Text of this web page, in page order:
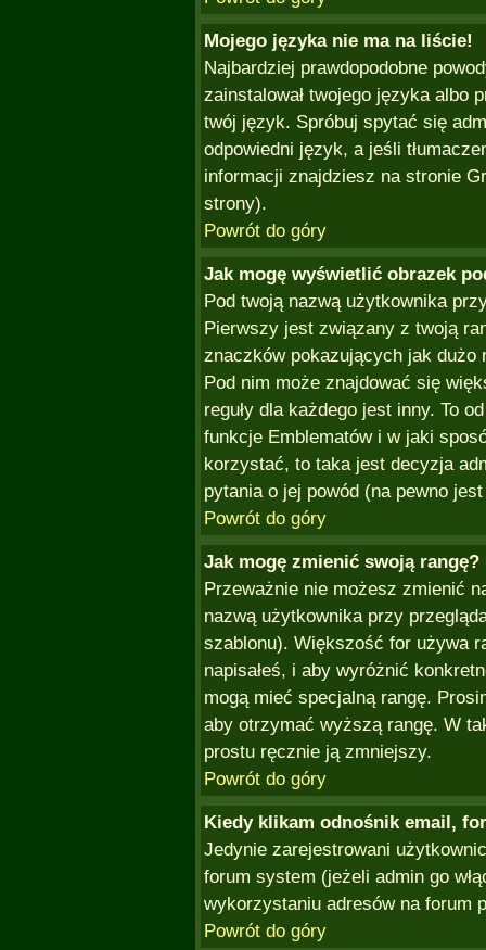
Mojego języka nie ma na liście!
Najbardziej prawdopodobne
zainstalował twojego języka albo
twój język. Spróbuj spytać się
odpowiedni język, a jeśli
informacji znajdziesz na stronie
strony).
Powrót do góry
Jak mogę wyświetlić obrazek
Pod twoją nazwą użytkownika
Pierwszy jest związany z twoją
znaczków pokazujących jak dużo
Pod nim może znajdować się
reguły dla każdego jest inny. To
funkcje Emblematów i w jaki
korzystać, to taka jest decyzja
pytania o jej powód (na pewno
Powrót do góry
Jak mogę zmienić swoją rangę?
Przeważnie nie możesz zmienić
nazwą użytkownika przy
szablonu). Większość for używa
napisałeś, i aby wyróżnić
mogą mieć specjalną rangę.
aby otrzymać wyższą rangę. W
prostu ręcznie ją zmniejszy.
Powrót do góry
Kiedy klikam odnośnik email,
Jedynie zarejestrowani
forum system (jeżeli admin go
wykorzystaniu adresów na forum
Powrót do góry